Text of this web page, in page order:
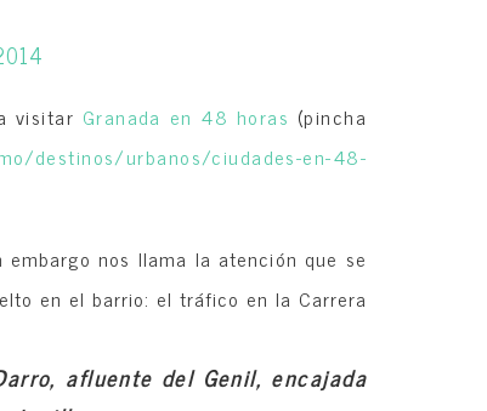
visitar Granada en 48 horas (pincha
destinos/urbanos/ciudades-en-48-
nos llama la atención que se
en el barrio: el tráfico en la Carrera
afluente del Genil, encajada